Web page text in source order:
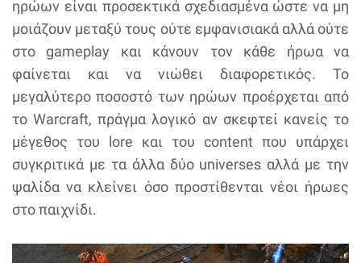
ηρώων είναι προσεκτικά σχεδιασμένα ώστε να μη
μοιάζουν μεταξύ τους ούτε εμφανισιακά αλλά ούτε
στο gameplay και κάνουν τον κάθε ήρωα να
φαίνεται και να νιώθει διαφορετικός. Το
μεγαλύτερο ποσοστό των ηρώων προέρχεται από
το Warcraft, πράγμα λογικό αν σκεφτεί κανείς το
μέγεθος του lore και του content που υπάρχει
συγκριτικά με τα άλλα δύο universes αλλά με την
ψαλίδα να κλείνει όσο προστίθενται νέοι ήρωες
στο παιχνίδι.